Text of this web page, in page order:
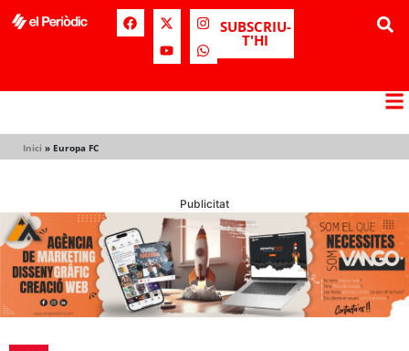
SUBSCRIU-
T'HI
Inici » Europa FC
Publicitat